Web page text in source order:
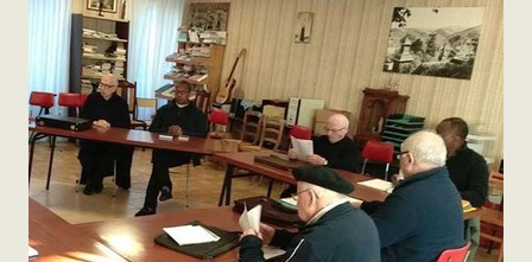
P. AUGUSTE ETCHÉCOPAR